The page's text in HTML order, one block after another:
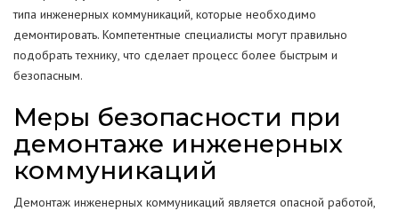
типа инженерных коммуникаций, которые необходимо
демонтировать. Компетентные специалисты могут правильно
подобрать технику, что сделает процесс более быстрым и
безопасным.
Меры безопасности при
демонтаже инженерных
коммуникаций
Демонтаж инженерных коммуникаций является опасной работой,